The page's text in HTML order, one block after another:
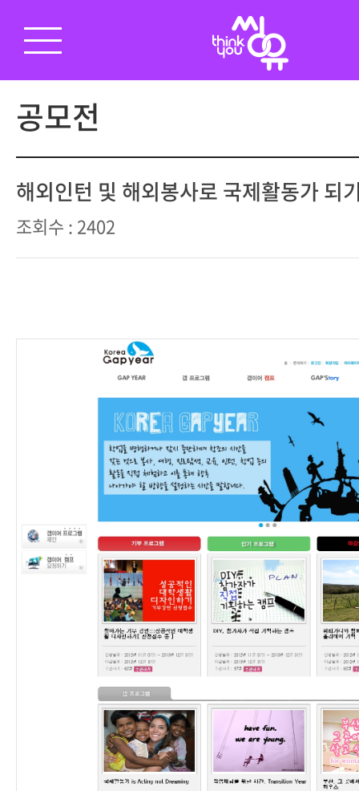
공모전
해외인턴 및 해외봉사로 국제활동가 되
조회수 : 2402